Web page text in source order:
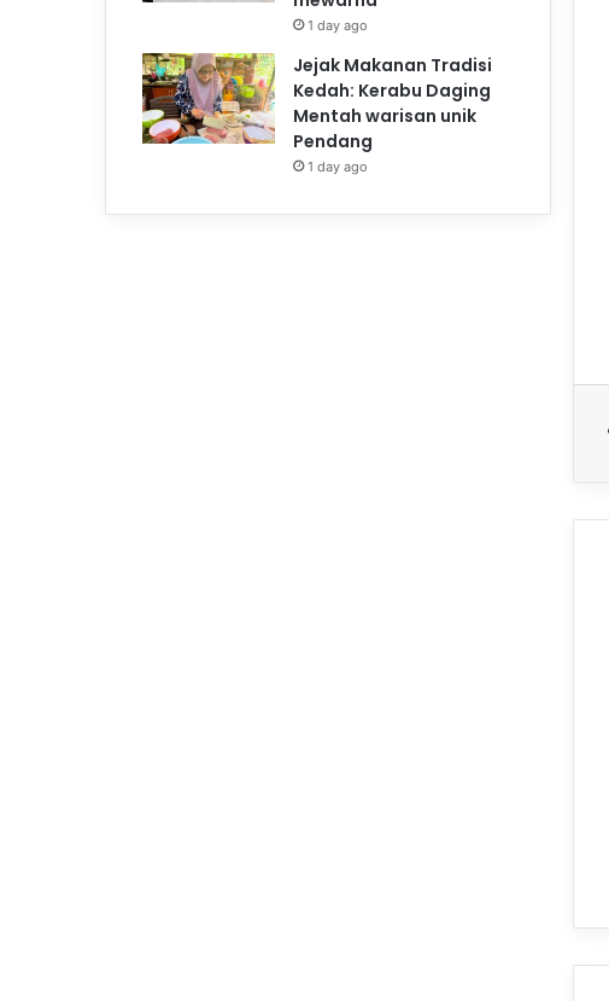
1 day ago
Jejak Makanan Tradisi
Kedah: Kerabu Daging
Mentah warisan unik
Pendang
1 day ago